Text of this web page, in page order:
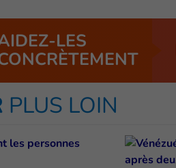
LES
PLUS LOIN